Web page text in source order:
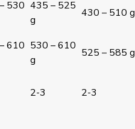
530 435 – 525
g
430 – 510 g
610 530 – 610
g
525 – 585 g
2-3 2-3